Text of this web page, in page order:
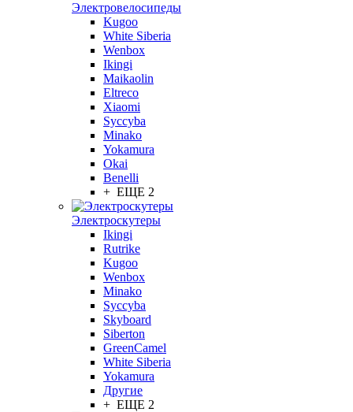
Электровелосипеды
Kugoo
White Siberia
Wenbox
Ikingi
Maikaolin
Eltreco
Xiaomi
Syccyba
Minako
Yokamura
Okai
Benelli
+ ЕЩЕ 2
Электроскутеры
Ikingi
Rutrike
Kugoo
Wenbox
Minako
Syccyba
Skyboard
Siberton
GreenCamel
White Siberia
Yokamura
Другие
+ ЕЩЕ 2